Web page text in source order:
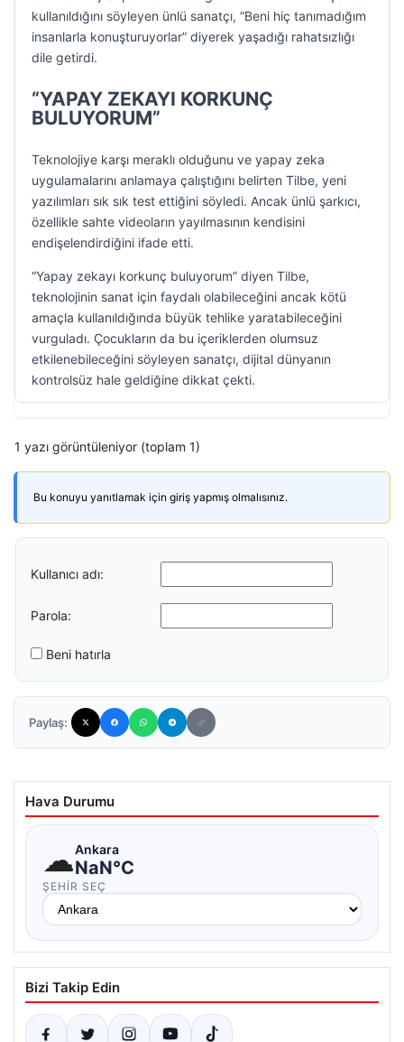
kullanıldığını söyleyen ünlü sanatçı, “Beni hiç tanımadığım
insanlarla konuşturuyorlar” diyerek yaşadığı rahatsızlığı
dile getirdi.
“YAPAY ZEKAYI KORKUNÇ
BULUYORUM”
Teknolojiye karşı meraklı olduğunu ve yapay zeka
uygulamalarını anlamaya çalıştığını belirten Tilbe, yeni
yazılımları sık sık test ettiğini söyledi. Ancak ünlü şarkıcı,
özellikle sahte videoların yayılmasının kendisini
endişelendirdiğini ifade etti.
“Yapay zekayı korkunç buluyorum” diyen Tilbe,
teknolojinin sanat için faydalı olabileceğini ancak kötü
amaçla kullanıldığında büyük tehlike yaratabileceğini
vurguladı. Çocukların da bu içeriklerden olumsuz
etkilenebileceğini söyleyen sanatçı, dijital dünyanın
kontrolsüz hale geldiğine dikkat çekti.
1 yazı görüntüleniyor (toplam 1)
Bu konuyu yanıtlamak için giriş yapmış olmalısınız.
Kullanıcı adı:
Parola:
Beni hatırla
Paylaş:
Hava Durumu
☁Ankara
NaN°C
ŞEHIR SEÇ
Bizi Takip Edin